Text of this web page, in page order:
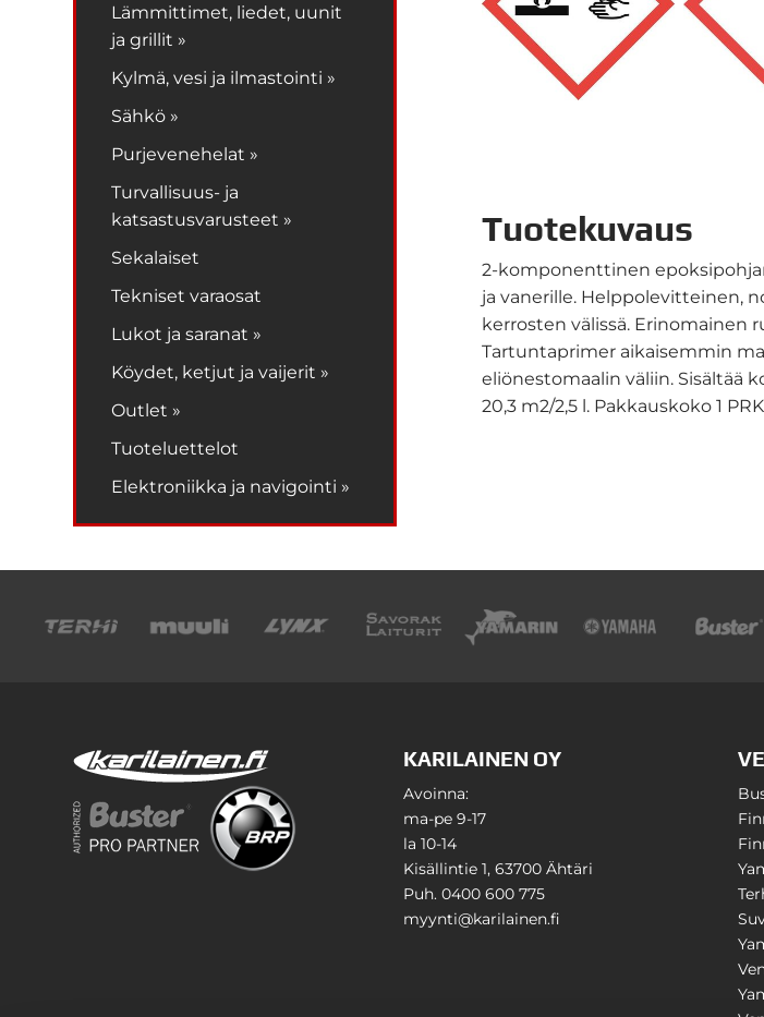
Lämmittimet, liedet, uunit
ja grillit »
Kylmä, vesi ja ilmastointi »
Sähkö »
Purjevenehelat »
Turvallisuus- ja
katsastusvarusteet »
Sekalaiset
Tekniset varaosat
Lukot ja saranat »
Köydet, ketjut ja vaijerit »
Outlet »
Tuoteluettelot
Elektroniikka ja navigointi »
Tuotekuvaus
2-komponenttinen
ja vanerille. Helppolevitteinen,
kerrosten välissä. Erinomainen
Tartuntaprimer aikaisemmin
eliönestomaalin väliin. Sisältää
20,3 m2/2,5 l. Pakkauskoko 1 PRK
KARILAINEN OY
Avoinna:
ma-pe 9-17
la 10-14
Kisällintie 1, 63700 Ähtäri
Puh. 0400 600 775
myynti@karilainen.fi